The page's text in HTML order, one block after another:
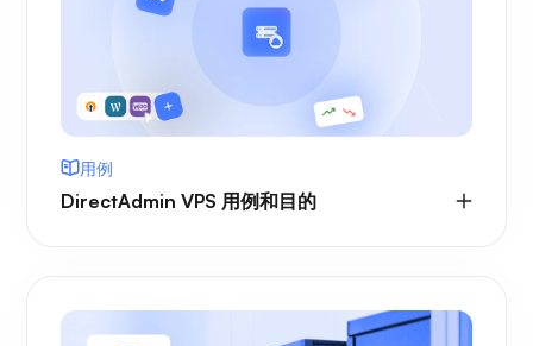
用例
DirectAdmin VPS 用例和目的